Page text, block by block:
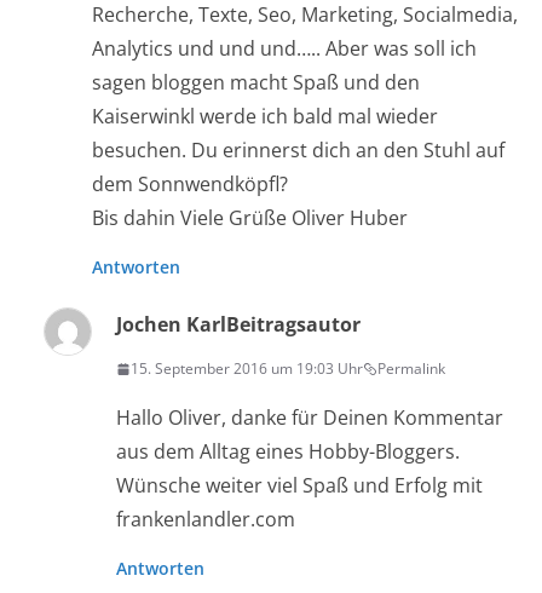
Recherche, Texte, Seo, Marketing, Socialmedia,
Analytics und und und….. Aber was soll ich
sagen bloggen macht Spaß und den
Kaiserwinkl werde ich bald mal wieder
besuchen. Du erinnerst dich an den Stuhl auf
dem Sonnwendköpfl?
Bis dahin Viele Grüße Oliver Huber
Antworten
Jochen KarlBeitragsautor
15. September 2016 um 19:03 Uhr Permalink
Hallo Oliver, danke für Deinen Kommentar
aus dem Alltag eines Hobby-Bloggers.
Wünsche weiter viel Spaß und Erfolg mit
frankenlandler.com
Antworten